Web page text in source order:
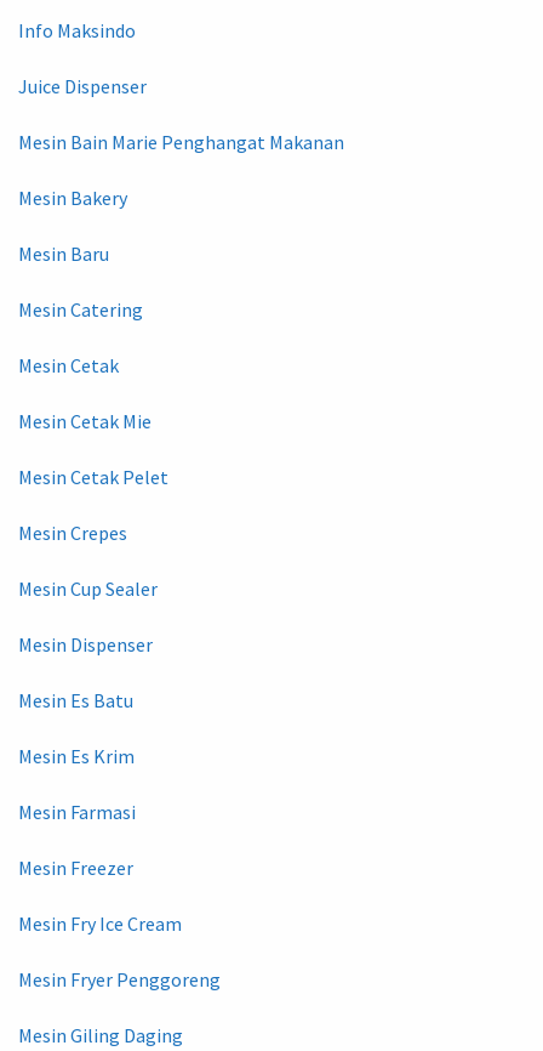
Info Maksindo
Juice Dispenser
Mesin Bain Marie Penghangat Makanan
Mesin Bakery
Mesin Baru
Mesin Catering
Mesin Cetak
Mesin Cetak Mie
Mesin Cetak Pelet
Mesin Crepes
Mesin Cup Sealer
Mesin Dispenser
Mesin Es Batu
Mesin Es Krim
Mesin Farmasi
Mesin Freezer
Mesin Fry Ice Cream
Mesin Fryer Penggoreng
Mesin Giling Daging